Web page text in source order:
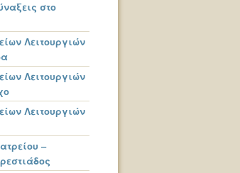
στο
Λειτουργιών
Λειτουργιών
Λειτουργιών
–